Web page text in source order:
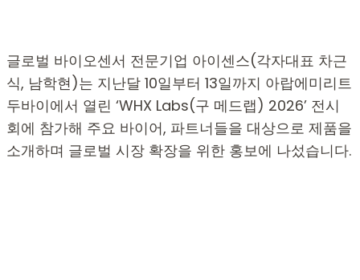
글로벌 바이오센서 전문기업 아이센스(각자대표 차근
식, 남학현)는 지난달 10일부터 13일까지 아랍에미리트
두바이에서 열린 ‘WHX Labs(구 메드랩) 2026’ 전시
회에 참가해 주요 바이어, 파트너들을 대상으로 제품을
소개하며 글로벌 시장 확장을 위한 홍보에 나섰습니다.